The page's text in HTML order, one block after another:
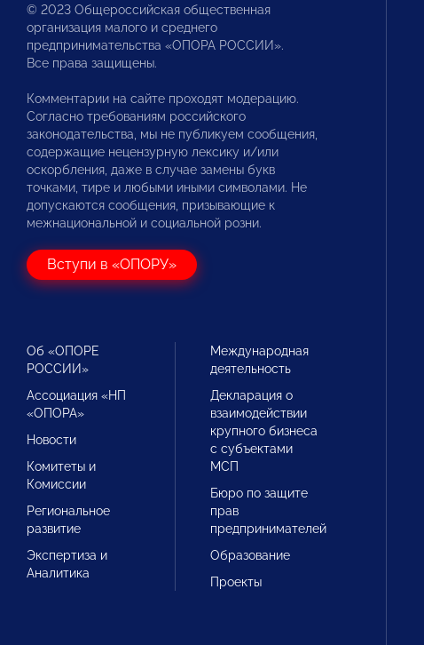
© 2023 Общероссийская общественная
организация малого и среднего
предпринимательства «ОПОРА РОССИИ».
Все права защищены.
Комментарии на сайте проходят модерацию.
Согласно требованиям российского
законодательства, мы не публикуем сообщения,
содержащие нецензурную лексику и/или
оскорбления, даже в случае замены букв
точками, тире и любыми иными символами. Не
допускаются сообщения, призывающие к
межнациональной и социальной розни.
Вступи в «ОПОРУ»
Об «ОПОРЕ
РОССИИ»
Ассоциация «НП
«ОПОРА»
Новости
Комитеты и
Комиссии
Региональное
развитие
Экспертиза и
Аналитика
Международная
деятельность
Декларация о
взаимодействии
крупного бизнеса
с субъектами
МСП
Бюро по защите
прав
предпринимателей
Образование
Проекты